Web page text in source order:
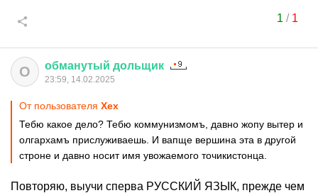
1 / 1
О обманутый дольщик
23:59, 14.02.2025
От пользователя Хех
Тебю какое дело? Тебю коммунизмомъ, давно жопу вытер и
олгархамъ прислуживаешь. И вапще вершина эта в другой
строне и давно носит имя увожаемого точикистонца.
Повторяю, выучи сперва РУССКИЙ ЯЗЫК, прежде чем